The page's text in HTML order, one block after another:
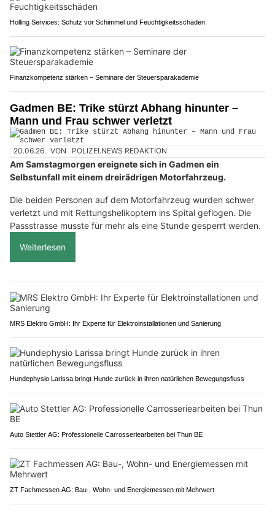
Holling Services: Schutz vor Schimmel und Feuchtigkeitsschäden
Finanzkompetenz stärken – Seminare der Steuersparakademie
Gadmen BE: Trike stürzt Abhang hinunter –
Mann und Frau schwer verletzt
20.06.26 VON POLIZEI.NEWS REDAKTION
Am Samstagmorgen ereignete sich in Gadmen ein
Selbstunfall mit einem dreirädrigen Motorfahrzeug.
Die beiden Personen auf dem Motorfahrzeug wurden schwer
verletzt und mit Rettungshelikoptern ins Spital geflogen. Die
Passstrasse musste für mehr als eine Stunde gesperrt werden.
Weiterlesen
MRS Elektro GmbH: Ihr Experte für Elektroinstallationen und Sanierung
Hundephysio Larissa bringt Hunde zurück in ihren natürlichen Bewegungsfluss
Auto Stettler AG: Professionelle Carrosseriearbeiten bei Thun BE
ZT Fachmessen AG: Bau-, Wohn- und Energiemessen mit Mehrwert